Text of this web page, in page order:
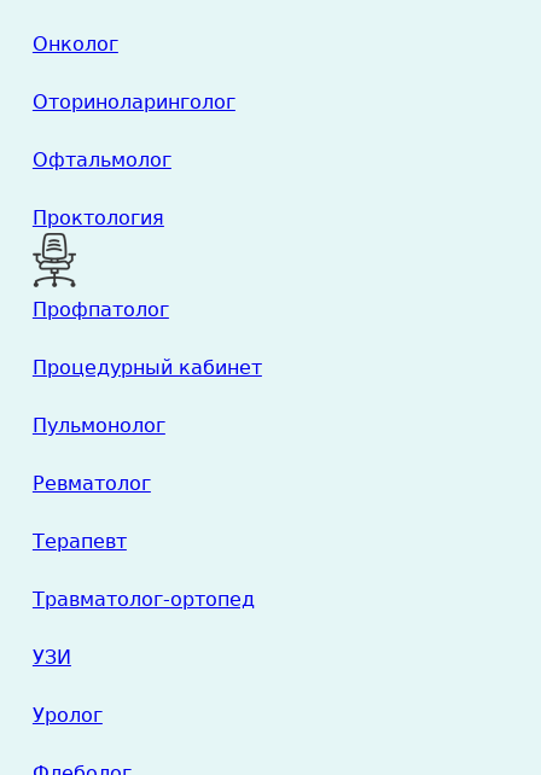
Онколог
Оториноларинголог
Офтальмолог
Проктология
Профпатолог
Процедурный кабинет
Пульмонолог
Ревматолог
Терапевт
Травматолог-ортопед
УЗИ
Уролог